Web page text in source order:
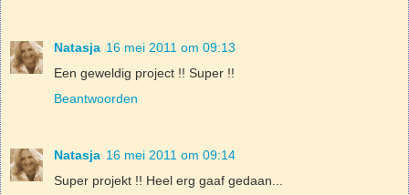
Natasja 16 mei 2011 om 09:13
Een geweldig project !! Super !!
Beantwoorden
Natasja 16 mei 2011 om 09:14
Super projekt !! Heel erg gaaf gedaan...